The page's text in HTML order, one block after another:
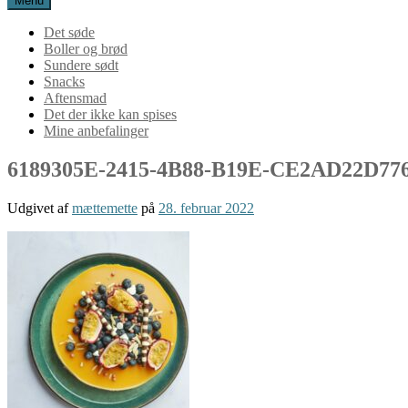
Det søde
Boller og brød
Sundere sødt
Snacks
Aftensmad
Det der ikke kan spises
Mine anbefalinger
6189305E-2415-4B88-B19E-
Udgivet afmættemette på 28. februar 2022